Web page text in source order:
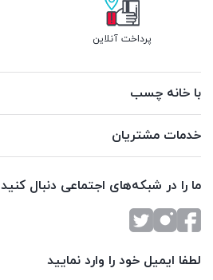
پرداخت آنلاین
با خانه چسب
خدمات مشتریان
ما را در شبکه‌های اجتماعی دنبال کنید
لطفا ایمیل خود را وارد نمایید